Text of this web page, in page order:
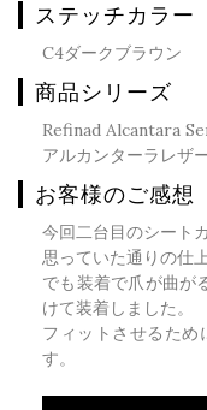
ステッチカラー
C4ダークブラウン
商品シリーズ
Refinad Alcantara
アルカンターラレザ
お客様のご感想
今回二台目のシート
思っていた通りの仕
でも装着で爪が曲が
けて装着しました。
フィットさせるた
す。